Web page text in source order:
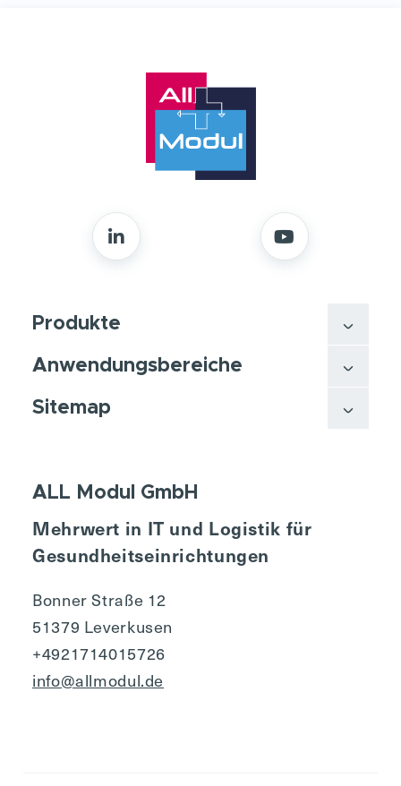
Produkte
Anwendungsbereiche
Sitemap
ALL Modul GmbH
Mehrwert in IT und Logistik für
Gesundheitseinrichtungen
Bonner Straße 12
51379 Leverkusen
+4921714015726
info@allmodul.de